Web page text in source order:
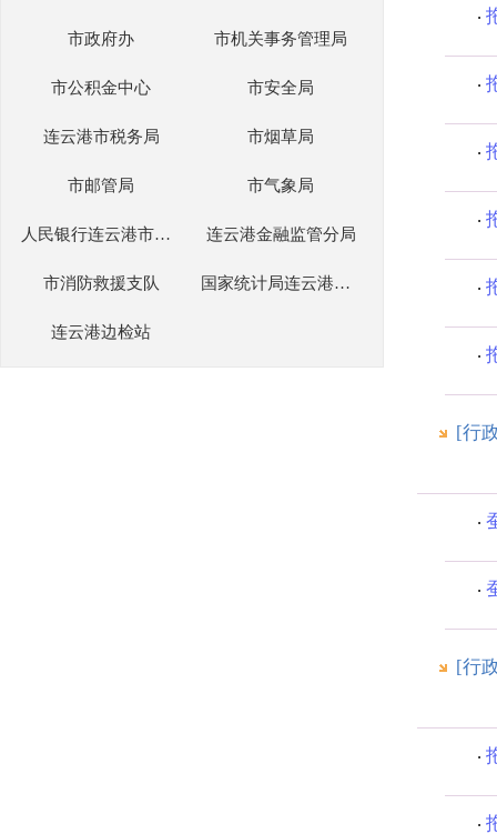
市政府办 市机关事务管理局
市公积金中心 市安全局
连云港市税务局 市烟草局
市邮管局 市气象局
人民银行连云港市分行 连云港金融监管分局
市消防救援支队 国家统计局连云港调查队
连云港边检站
[行
[行